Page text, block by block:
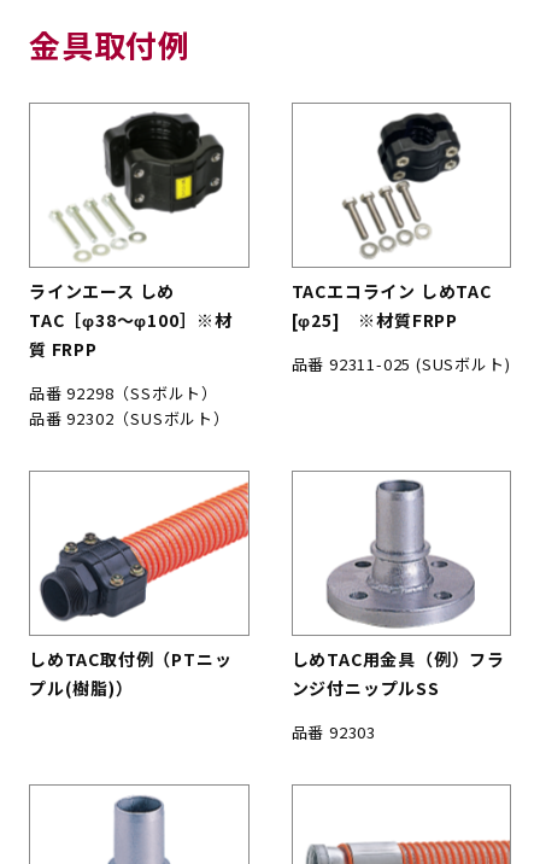
金具取付例
ラインエース しめ
TAC［φ38〜φ100］※材
質 FRPP
品番 92298（SSボルト）
品番 92302（SUSボルト）
TACエコライン しめTAC
[φ25] ※材質FRPP
品番 92311-025 (SUSボルト)
しめTAC取付例（PTニッ
プル(樹脂)）
しめTAC用金具（例）フラ
ンジ付ニップルSS
品番 92303